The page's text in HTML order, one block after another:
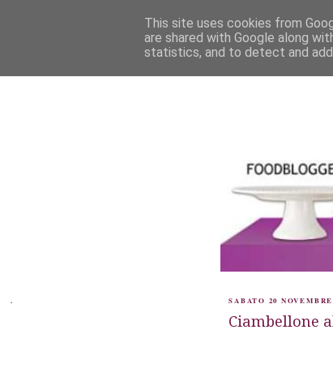
. SABATO 20 NOVEMBRE
Ciambellone
This site uses cookies from
are shared with Google along
statistics, and to detect and